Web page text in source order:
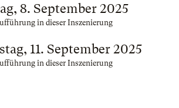
8. September 2025
in dieser Inszenierung
11. September 2025
in dieser Inszenierung